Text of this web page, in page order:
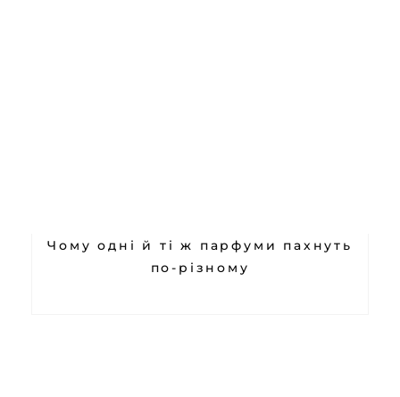
Чому одні й ті ж парфуми пахнуть
по-різному